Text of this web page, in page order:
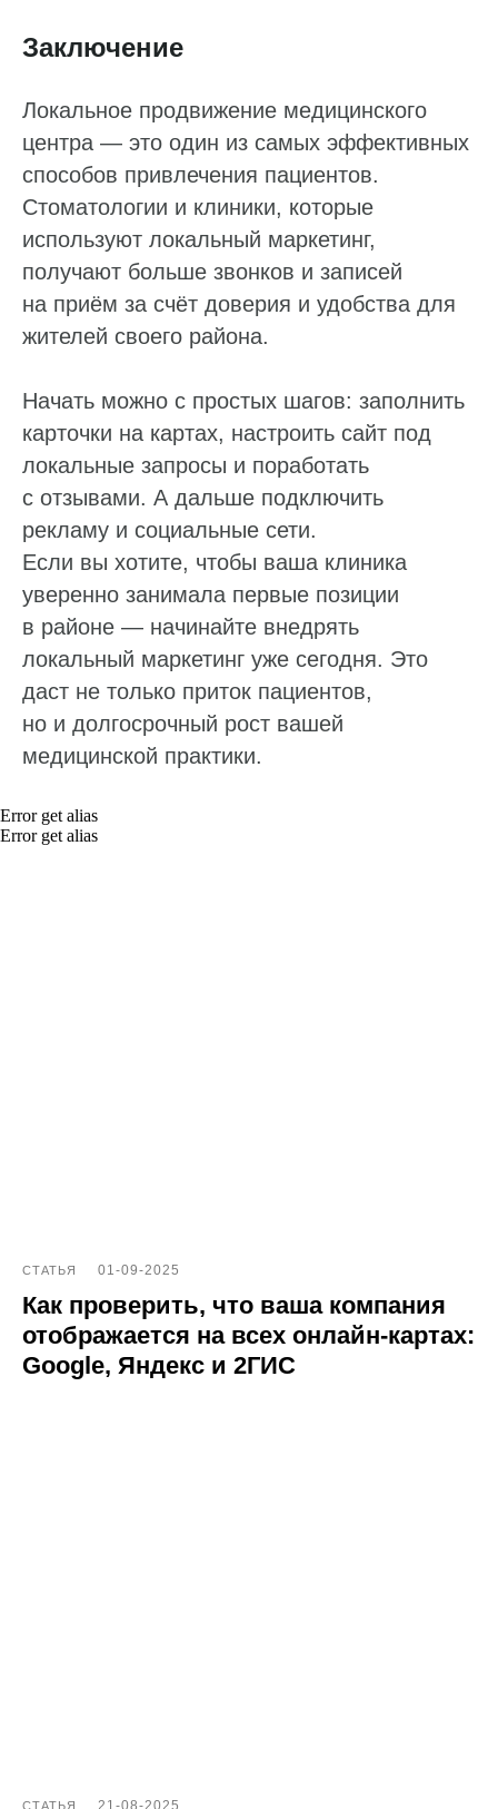
Заключение
Локальное продвижение медицинского
центра — это один из самых эффективных
способов привлечения пациентов.
Стоматологии и клиники, которые
используют локальный маркетинг,
получают больше звонков и записей
на приём за счёт доверия и удобства для
жителей своего района.
Начать можно с простых шагов: заполнить
карточки на картах, настроить сайт под
локальные запросы и поработать
с отзывами. А дальше подключить
рекламу и социальные сети.
Если вы хотите, чтобы ваша клиника
уверенно занимала первые позиции
в районе — начинайте внедрять
локальный маркетинг уже сегодня. Это
даст не только приток пациентов,
но и долгосрочный рост вашей
медицинской практики.
Error get alias
Error get alias
СТАТЬЯ 01-09-2025
Как проверить, что ваша компания
отображается на всех онлайн-картах:
Google, Яндекс и 2ГИС
СТАТЬЯ 21-08-2025
О компании
О нас
Наши клиенты
Сотрудничество
Вакансии
Активатор отзывов
QR-коды и email-рассылки
Бонусы и подарки за отзывы
Полезные материалы
Статьи про геомаркетинг
Кейсы наших клиентов
Платформы
FAQ по сервису
Генератор ответов на отзывы